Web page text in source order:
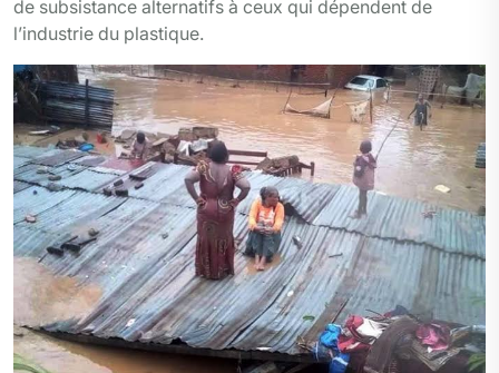
de subsistance alternatifs à ceux qui dépendent de
l’industrie du plastique.